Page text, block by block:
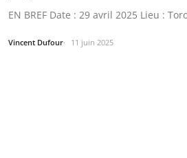
EN BREF Date : 29 avril 2025 Lieu :
Vincent Dufour 11 juin 2025